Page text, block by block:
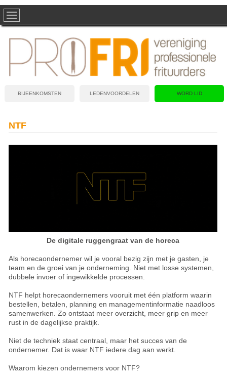
BIJEENKOMSTEN LEDENVOORDELEN WORD LID
NTF
De digitale ruggengraat van de horeca
Als horecaondernemer wil je vooral bezig zijn met je gasten, je
team en de groei van je onderneming. Niet met losse systemen,
dubbele invoer of ingewikkelde processen.
NTF helpt horecaondernemers vooruit met één platform waarin
bestellen, betalen, planning en managementinformatie naadloos
samenwerken. Zo ontstaat meer overzicht, meer grip en meer
rust in de dagelijkse praktijk.
Niet de techniek staat centraal, maar het succes van de
ondernemer. Dat is waar NTF iedere dag aan werkt.
Waarom kiezen ondernemers voor NTF?